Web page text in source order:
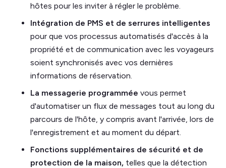
hôtes pour les inviter à régler le problème.
Intégration de PMS et de serrures intelligentes
pour que vos processus automatisés d'accès à la
propriété et de communication avec les voyageurs
soient synchronisés avec vos dernières
informations de réservation.
La messagerie programmée vous permet
d'automatiser un flux de messages tout au long du
parcours de l'hôte, y compris avant l'arrivée, lors de
l'enregistrement et au moment du départ.
Fonctions supplémentaires de sécurité et de
protection de la maison, telles que la détection